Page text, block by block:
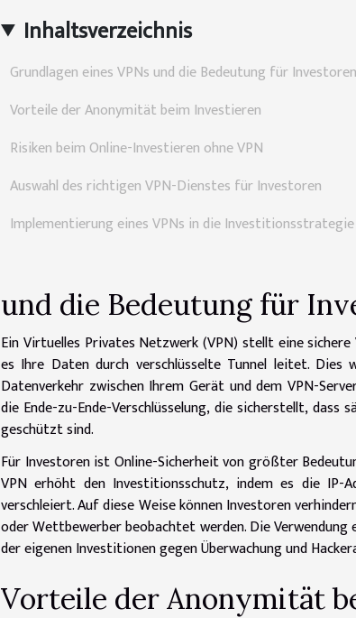
Inhaltsverzeichnis
Grundlagen eines VPNs und die Bedeutung für Investoren
Vorteile der Anonymität beim Investieren
Risiken beim Online-Investieren ohne VPN
Auswahl des richtigen VPN-Dienstes für Investoren
Implementierung eines VPNs in die Investitionsstrategie
und die Bedeutung für
Ein Virtuelles Privates Netzwerk (VPN) stellt eine
es Ihre Daten durch verschlüsselte Tunnel leitet.
Datenverkehr zwischen Ihrem Gerät und dem VPN-
die Ende-zu-Ende-Verschlüsselung, die sicherstellt,
geschützt sind.
Für Investoren ist Online-Sicherheit von größter
VPN erhöht den Investitionsschutz, indem es die
verschleiert. Auf diese Weise können Investoren
oder Wettbewerber beobachtet werden. Die
der eigenen Investitionen gegen Überwachung und
Vorteile der Anonymität